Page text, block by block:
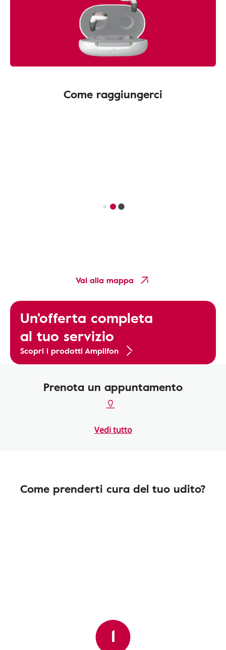
Come raggiungerci
Vai alla mappa
Un'offerta completa
al tuo servizio
Scopri i prodotti Amplifon
Prenota un appuntamento
Vedi tutto
Come prenderti cura del tuo udito?
1